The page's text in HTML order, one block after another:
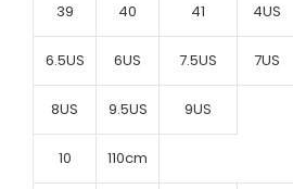
39 40 41 4US
6.5US 6US 7.5US 7US
8US 9.5US 9US
10 110cm